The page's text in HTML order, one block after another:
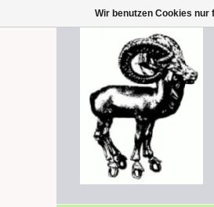
Wir benutzen Cookies nur